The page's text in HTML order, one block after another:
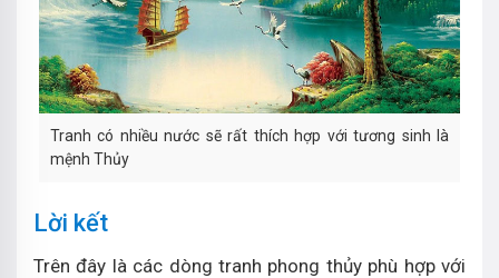
Tranh có nhiều nước sẽ rất thích hợp với tương sinh là
mệnh Thủy
Lời kết
Trên đây là các dòng tranh phong thủy phù hợp với